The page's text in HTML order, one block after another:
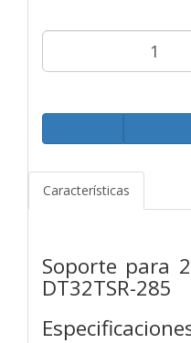
Características
Soporte para
DT32TSR-285